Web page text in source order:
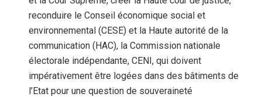
reconduire le Conseil économique social et
environnemental (CESE) et la Haute autorité de la
communication (HAC), la Commission nationale
électorale indépendante, CENI, qui doivent
impérativement être logées dans des bâtiments de
l’Etat pour une question de souveraineté